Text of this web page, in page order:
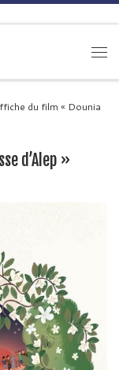
du film « Dounia
d’Alep »